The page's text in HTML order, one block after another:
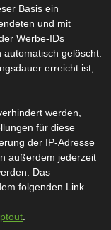
Basis ein
und mit
Werbe-IDs
gelöscht.
erreicht ist,
werden,
für diese
der IP-Adresse
außerdem jederzeit
Das
folgenden Link